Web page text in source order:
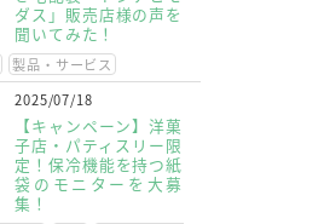
ダス」販売店様の声を
聞いてみた！
製品・サービス
2025/07/18
【キャンペーン】洋菓
子店・パティスリー限
定！保冷機能を持つ紙
袋のモニターを大募
集！